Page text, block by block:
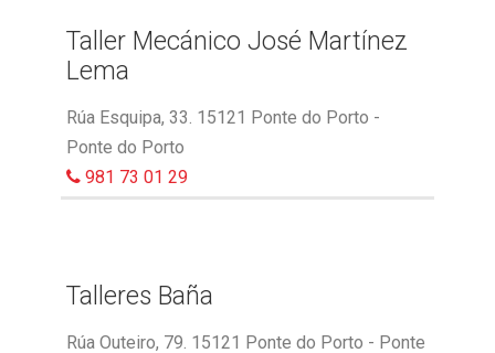
Taller Mecánico José Martínez
Lema
Rúa Esquipa, 33. 15121 Ponte do Porto -
Ponte do Porto
981 73 01 29
Talleres Baña
Rúa Outeiro, 79. 15121 Ponte do Porto - Ponte